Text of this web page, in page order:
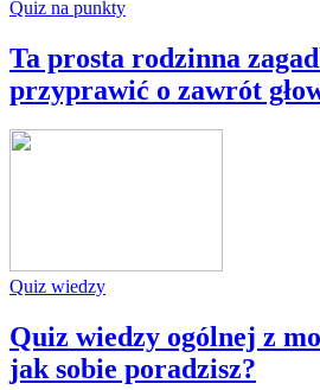
Quiz na punkty
Ta prosta rodzinna
przyprawić o zawrót
Quiz wiedzy
Quiz wiedzy ogólnej z
jak sobie poradzisz?